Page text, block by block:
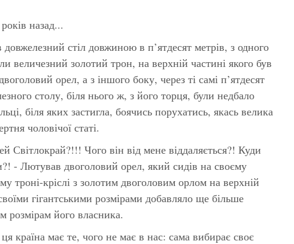
назад...
довжелезний стіл довжиною в п’ятдесят метрів, з одного
величезний золотий трон, на верхній частині якого був
орел, а з іншого боку, через ті самі п’ятдесят
столу, біля нього ж, з його торця, були недбало
біля яких застигла, боячись порухатись, якась велика
чоловічої статі.
Світлокрай?!!! Чого він від мене віддаляється?! Куди
- Лютував двоголовий орел, який сидів на своєму
троні-кріслі з золотим двоголовим орлом на верхній
гігантськими розмірами добавляло ще більше
розмірам його власника.
країна має те, чого не має в нас: сама вибирає своє